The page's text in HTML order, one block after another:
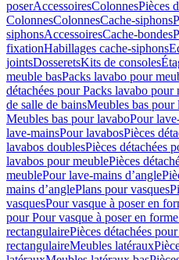
poserAccessoiresColonnesPièces
ColonnesColonnesCache-siphons
siphonsAccessoiresCache-bondes
fixationHabillages cache-siphons
jointsDosseretsKits de consoles
meuble basPacks lavabo pour
détachées pour Packs lavabo pour
de salle de bainsMeubles bas pour
Meubles bas pour lavaboPour
lave-mainsPour lavabosPièces
lavabos doublesPièces détachées
lavabos pour meublePièces
meublePour lave-mains d’angle
mains d’anglePlans pour vasques
vasquesPour vasque à poser en
pour Pour vasque à poser en
rectangulairePièces détachées
rectangulaireMeubles latéraux